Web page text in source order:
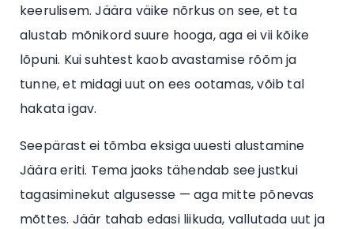
keerulisem. Jäära väike nõrkus on see, et ta
alustab mõnikord suure hooga, aga ei vii kõike
lõpuni. Kui suhtest kaob avastamise rõõm ja
tunne, et midagi uut on ees ootamas, võib tal
hakata igav.
Seepärast ei tõmba eksiga uuesti alustamine
Jäära eriti. Tema jaoks tähendab see justkui
tagasiminekut algusesse — aga mitte põnevas
mõttes. Jäär tahab edasi liikuda, vallutada uut ja